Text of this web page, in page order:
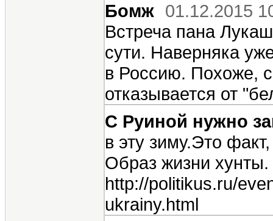
Бомж 01.12.2015
Встреча пана
сути. Наверняка
в Россию. Похоже,
отказывается от
С Руиной нужно
в эту зиму.Это
Образ жизни хунты.
http://politikus.ru/
ukrainy.html